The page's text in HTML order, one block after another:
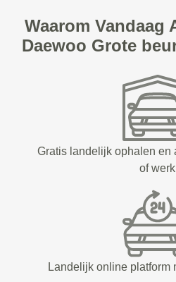
Waarom Vandaag
Daewoo Grote
Gratis landelijk ophalen en
of werk
Landelijk online platform